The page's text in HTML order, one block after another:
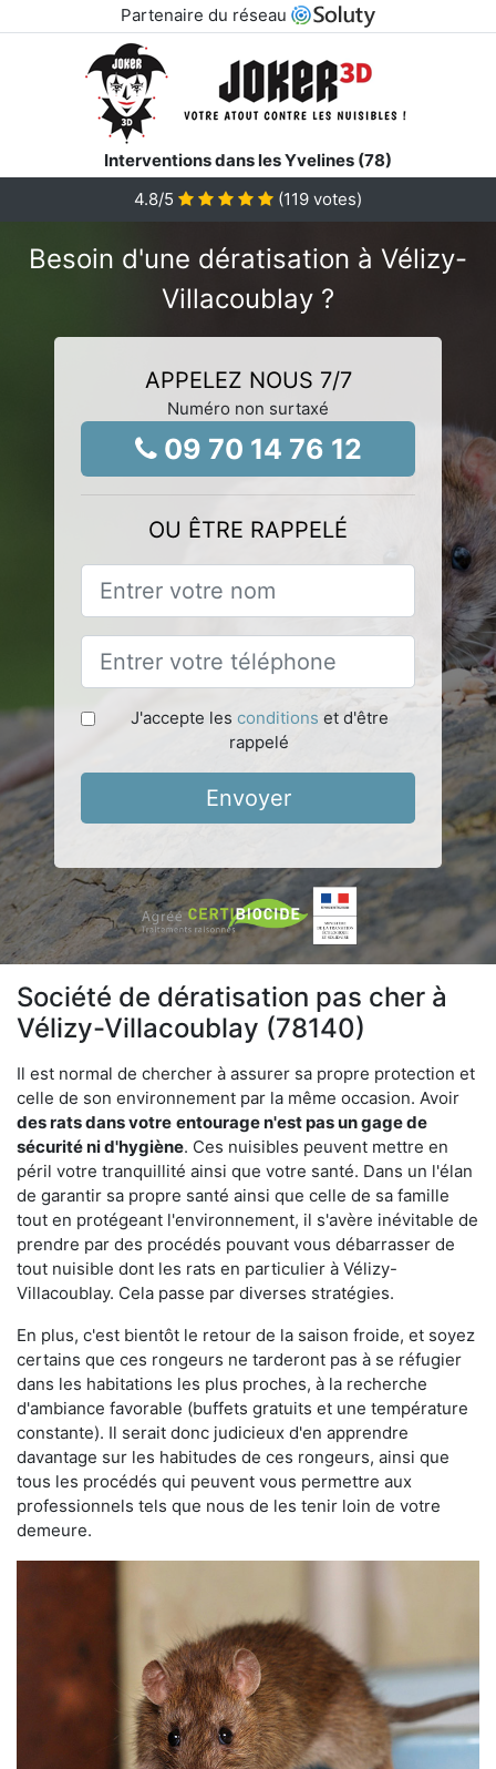
Partenaire du réseau
Interventions dans les Yvelines (78)
4.8/5 (119 votes)
Besoin d'une dératisation à Vélizy-
Villacoublay ?
APPELEZ NOUS 7/7
Numéro non surtaxé
09 70 14 76 12
OU ÊTRE RAPPELÉ
J'accepte les conditions et d'être
rappelé
Envoyer
Société de dératisation pas cher à
Vélizy-Villacoublay (78140)
Il est normal de chercher à assurer sa propre protection et
celle de son environnement par la même occasion. Avoir
des rats dans votre entourage n'est pas un gage de
sécurité ni d'hygiène. Ces nuisibles peuvent mettre en
péril votre tranquillité ainsi que votre santé. Dans un l'élan
de garantir sa propre santé ainsi que celle de sa famille
tout en protégeant l'environnement, il s'avère inévitable de
prendre par des procédés pouvant vous débarrasser de
tout nuisible dont les rats en particulier à Vélizy-
Villacoublay. Cela passe par diverses stratégies.
En plus, c'est bientôt le retour de la saison froide, et soyez
certains que ces rongeurs ne tarderont pas à se réfugier
dans les habitations les plus proches, à la recherche
d'ambiance favorable (buffets gratuits et une température
constante). Il serait donc judicieux d'en apprendre
davantage sur les habitudes de ces rongeurs, ainsi que
tous les procédés qui peuvent vous permettre aux
professionnels tels que nous de les tenir loin de votre
demeure.